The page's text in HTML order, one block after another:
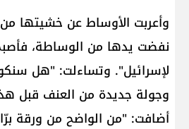
وأعربت الأوساط عن خشيتها
نفضت يدها من الوساطة،
لإسرائيل". وتساءلت: "هل
وجولة جديدة من العنف قبل
أضافت: "من الواضح من ورقة